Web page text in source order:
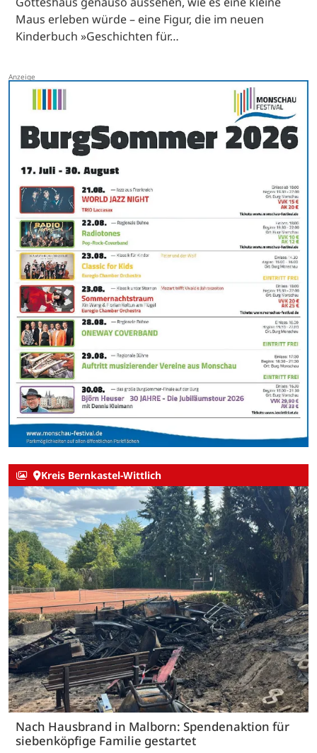
Maus erleben würde – eine Figur, die im neuen
Kinderbuch »Geschichten für…
Kreis Bernkastel-Wittlich
Nach Hausbrand in Malborn: Spendenaktion für
siebenköpfige Familie gestartet